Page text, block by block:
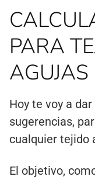
PARA
AGUJAS
Hoy te voy a dar
sugerencias,
cualquier tejido
El objetivo,